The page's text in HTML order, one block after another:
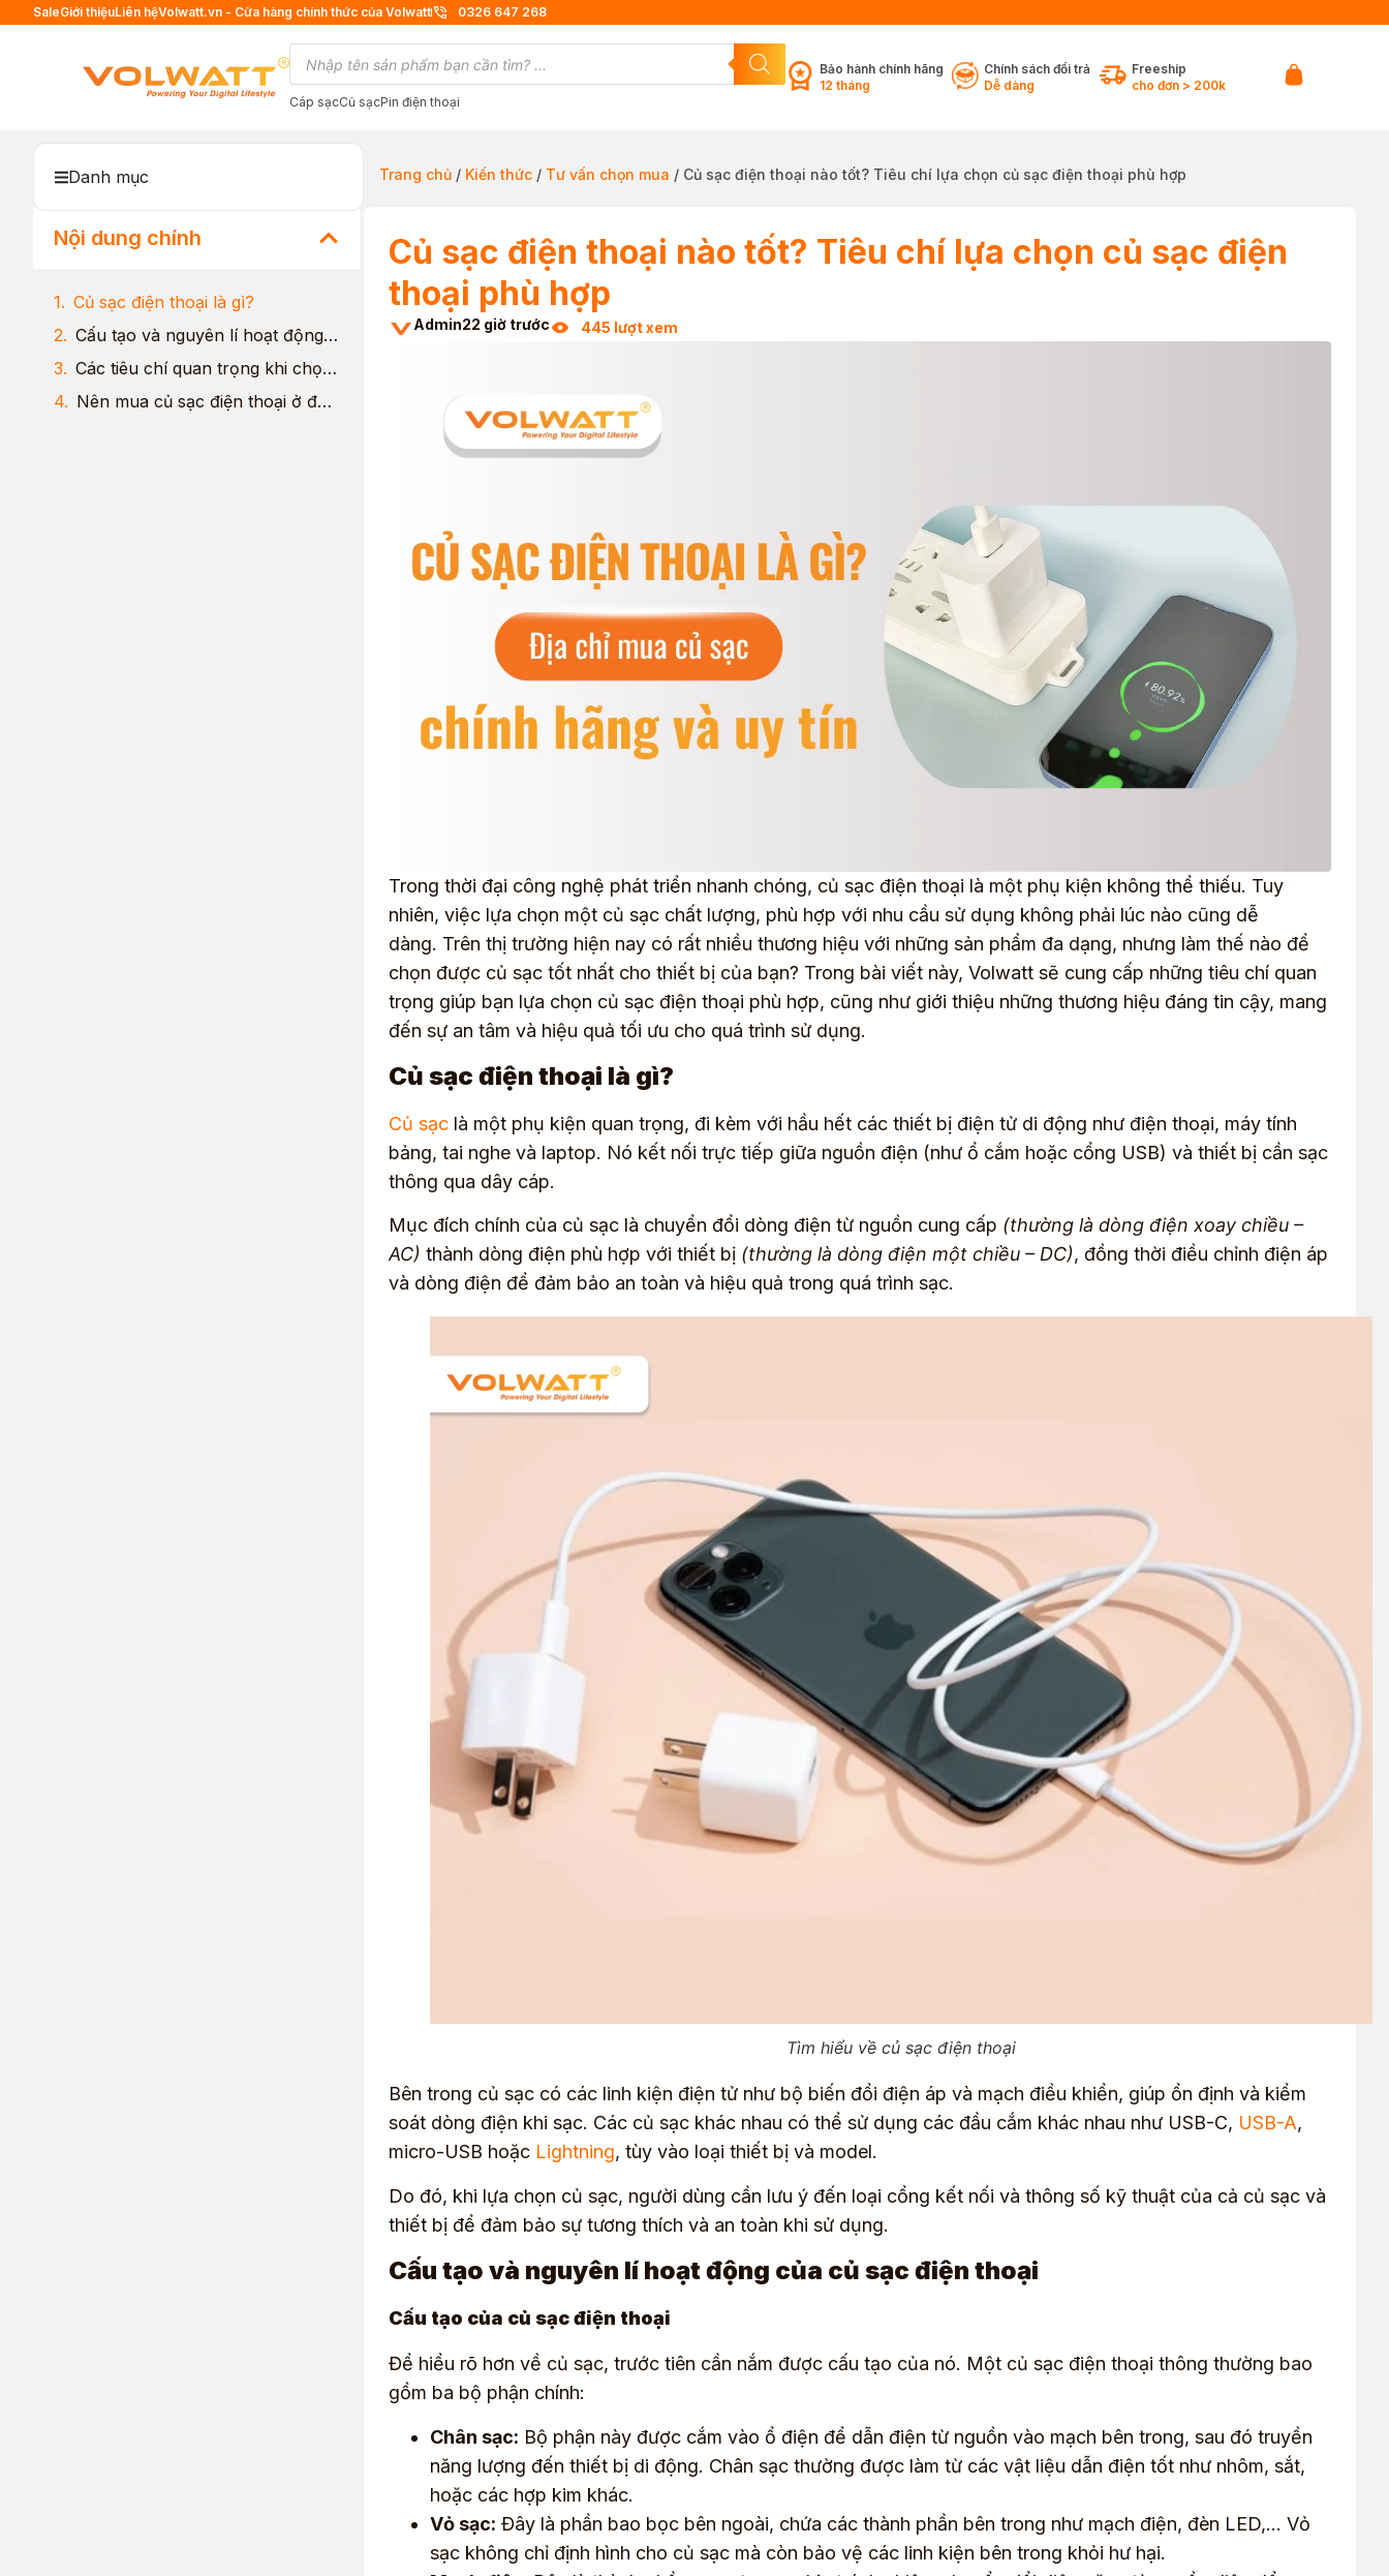
SaleGiới thiệuLiên hệVolwatt.vn - Cửa hàng chính thức của Volwatt 0326 647 268
Cáp sạcCủ sạcPin điện thoại
Bảo hành chính hãng
12 tháng
Chính sách đổi trả
Dễ dàng
Freeship
cho đơn > 200k
Danh mục Trang chủ / Kiến thức / Tư vấn chọn mua / Củ sạc điện thoại nào tốt? Tiêu chí lựa chọn củ sạc điện thoại phù hợp
Nội dung chính
Củ sạc điện thoại là gì?
Cấu tạo và nguyên lí hoạt động của củ sạc điện thoại
Các tiêu chí quan trọng khi chọn mua củ sạc điện thoại
Nên mua củ sạc điện thoại ở đâu?
Củ sạc điện thoại nào tốt? Tiêu chí lựa chọn củ sạc điện
thoại phù hợp
Admin22 giờ trước 445 lượt xem
Trong thời đại công nghệ phát triển nhanh chóng, củ sạc điện thoại là một phụ kiện không thể thiếu. Tuy
nhiên, việc lựa chọn một củ sạc chất lượng, phù hợp với nhu cầu sử dụng không phải lúc nào cũng dễ
dàng. Trên thị trường hiện nay có rất nhiều thương hiệu với những sản phẩm đa dạng, nhưng làm thế nào để
chọn được củ sạc tốt nhất cho thiết bị của bạn? Trong bài viết này, Volwatt sẽ cung cấp những tiêu chí quan
trọng giúp bạn lựa chọn củ sạc điện thoại phù hợp, cũng như giới thiệu những thương hiệu đáng tin cậy, mang
đến sự an tâm và hiệu quả tối ưu cho quá trình sử dụng.
Củ sạc điện thoại là gì?
Củ sạc là một phụ kiện quan trọng, đi kèm với hầu hết các thiết bị điện tử di động như điện thoại, máy tính
bảng, tai nghe và laptop. Nó kết nối trực tiếp giữa nguồn điện (như ổ cắm hoặc cổng USB) và thiết bị cần sạc
thông qua dây cáp.
Mục đích chính của củ sạc là chuyển đổi dòng điện từ nguồn cung cấp (thường là dòng điện xoay chiều –
AC) thành dòng điện phù hợp với thiết bị (thường là dòng điện một chiều – DC), đồng thời điều chỉnh điện áp
và dòng điện để đảm bảo an toàn và hiệu quả trong quá trình sạc.
Tìm hiểu về củ sạc điện thoại
Bên trong củ sạc có các linh kiện điện tử như bộ biến đổi điện áp và mạch điều khiển, giúp ổn định và kiểm
soát dòng điện khi sạc. Các củ sạc khác nhau có thể sử dụng các đầu cắm khác nhau như USB-C, USB-A,
micro-USB hoặc Lightning, tùy vào loại thiết bị và model.
Do đó, khi lựa chọn củ sạc, người dùng cần lưu ý đến loại cổng kết nối và thông số kỹ thuật của cả củ sạc và
thiết bị để đảm bảo sự tương thích và an toàn khi sử dụng.
Cấu tạo và nguyên lí hoạt động của củ sạc điện thoại
Cấu tạo của củ sạc điện thoại
Để hiểu rõ hơn về củ sạc, trước tiên cần nắm được cấu tạo của nó. Một củ sạc điện thoại thông thường bao
gồm ba bộ phận chính:
Chân sạc: Bộ phận này được cắm vào ổ điện để dẫn điện từ nguồn vào mạch bên trong, sau đó truyền
năng lượng đến thiết bị di động. Chân sạc thường được làm từ các vật liệu dẫn điện tốt như nhôm, sắt,
hoặc các hợp kim khác.
Vỏ sạc: Đây là phần bao bọc bên ngoài, chứa các thành phần bên trong như mạch điện, đèn LED,… Vỏ
sạc không chỉ định hình cho củ sạc mà còn bảo vệ các linh kiện bên trong khỏi hư hại.